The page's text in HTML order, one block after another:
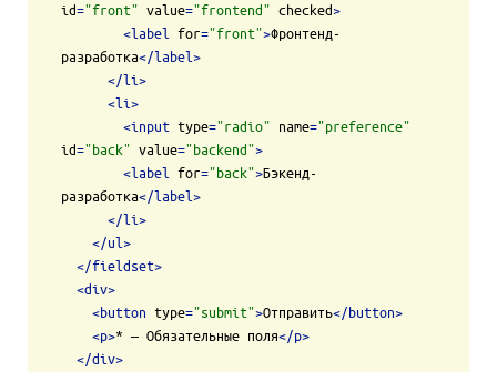
id="front" value="frontend" checked>
<label for="front">Фронтенд-
разработка</label >
</li >
<li >
<input type="radio" name="preference"
id="back" value="backend">
<label for="back">Бэкенд-
разработка</label >
</li >
</ul >
</fieldset>
<div>
<button type="submit">Отправить</button>
<p>* — Обязательные поля</p>
</div>